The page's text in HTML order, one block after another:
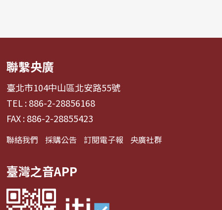
聯繫央廣
臺北市104中山區北安路55號
TEL : 886-2-28856168
FAX : 886-2-28855423
聯絡我們 採購公告 訂閱電子報 央廣社群
臺灣之音APP